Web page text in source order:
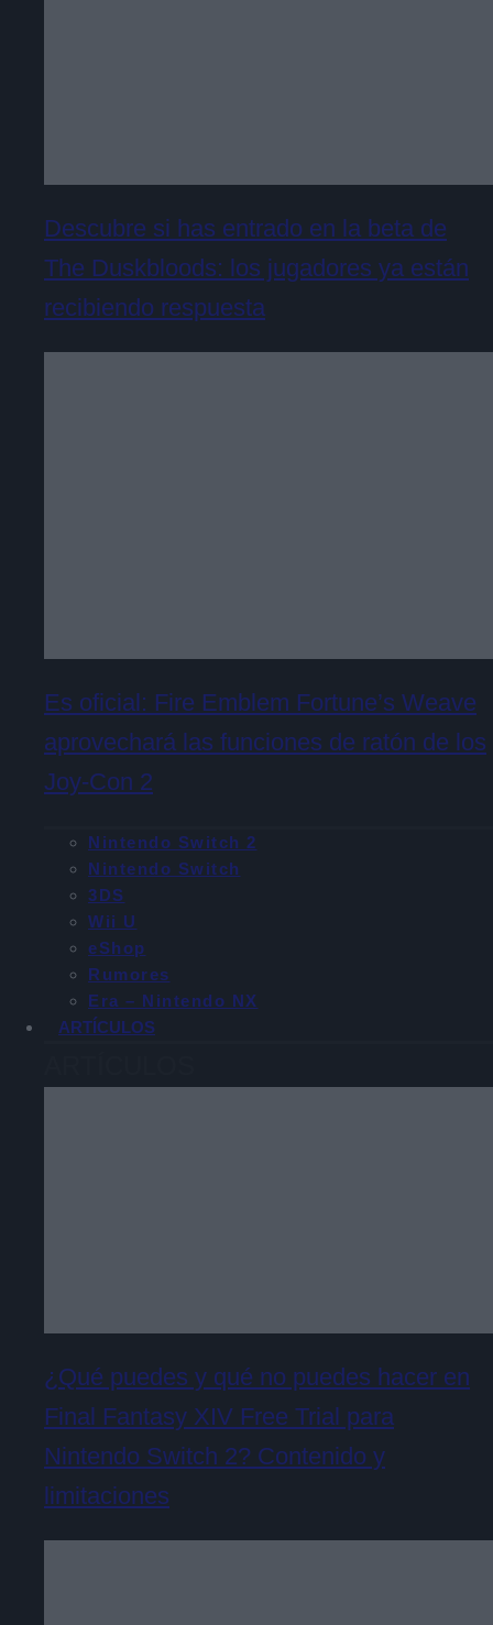
Descubre si has entrado en la beta de
The Duskbloods: los jugadores ya están
recibiendo respuesta
Es oficial: Fire Emblem Fortune’s Weave
aprovechará las funciones de ratón de los
Joy-Con 2
Nintendo Switch 2
Nintendo Switch
3DS
Wii U
eShop
Rumores
Era – Nintendo NX
ARTÍCULOS
¿Qué puedes y qué no puedes hacer en
Final Fantasy XIV Free Trial para
Nintendo Switch 2? Contenido y
limitaciones